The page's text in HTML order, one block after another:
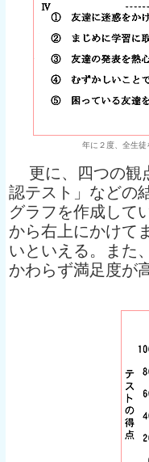
年に２度、全生
更に、四つの観
認テスト」などの
グラフを作成して
から右上にかけて
いといえる。また
かわらず満足度が